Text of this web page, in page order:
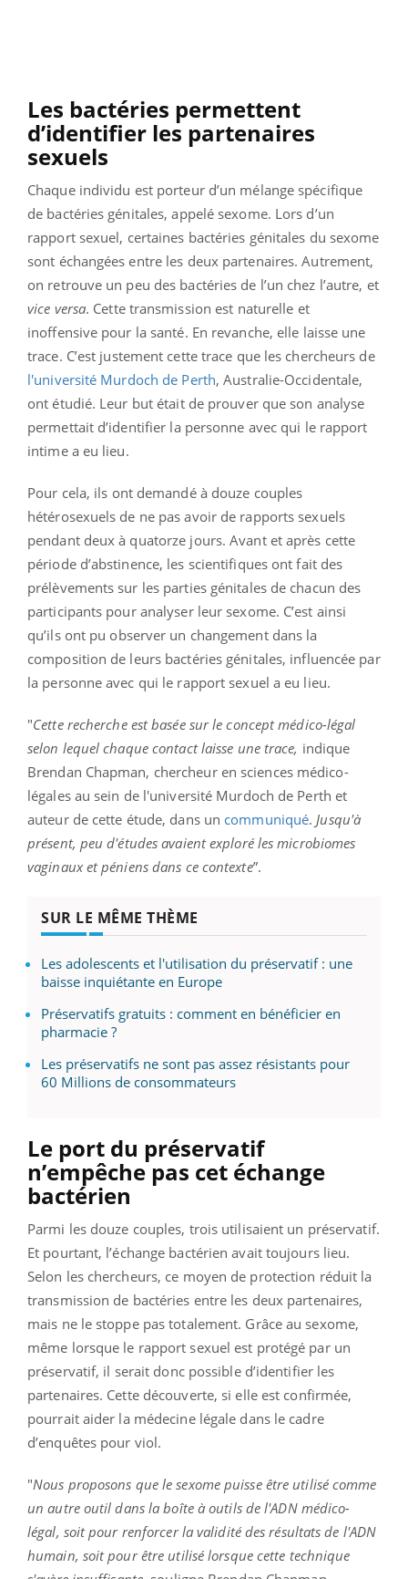
Les bactéries permettent
d’identifier les partenaires
sexuels
Chaque individu est porteur d’un mélange spécifique
de bactéries génitales, appelé sexome. Lors d’un
rapport sexuel, certaines bactéries génitales du sexome
sont échangées entre les deux partenaires. Autrement,
on retrouve un peu des bactéries de l’un chez l’autre, et
vice versa. Cette transmission est naturelle et
inoffensive pour la santé. En revanche, elle laisse une
trace. C’est justement cette trace que les chercheurs de
l'université Murdoch de Perth, Australie-Occidentale,
ont étudié. Leur but était de prouver que son analyse
permettait d’identifier la personne avec qui le rapport
intime a eu lieu.
Pour cela, ils ont demandé à douze couples
hétérosexuels de ne pas avoir de rapports sexuels
pendant deux à quatorze jours.Avant et après cette
période d’abstinence, les scientifiques ont fait des
prélèvements sur les parties génitales de chacun des
participants pour analyser leur sexome. C’est ainsi
qu’ils ont pu observer un changement dans la
composition de leurs bactéries génitales, influencée par
la personne avec qui le rapport sexuel a eu lieu.
"Cette recherche est basée sur le concept médico-légal
selon lequel chaque contact laisse une trace, indique
Brendan Chapman, chercheur en sciences médico-
légales au sein de l'université Murdoch de Perth et
auteur de cette étude, dans un communiqué. Jusqu'à
présent, peu d'études avaient exploré les microbiomes
vaginaux et péniens dans ce contexte”.
SUR LE MÊME THÈME
Les adolescents et l'utilisation du préservatif : une
baisse inquiétante en Europe
Préservatifs gratuits : comment en bénéficier en
pharmacie ?
Les préservatifs ne sont pas assez résistants pour
60 Millions de consommateurs
Le port du préservatif
n’empêche pas cet échange
bactérien
Parmi les douze couples, trois utilisaient un préservatif.
Et pourtant, l’échange bactérien avait toujours lieu.
Selon les chercheurs, ce moyen de protection réduit la
transmission de bactéries entre les deux partenaires,
mais ne le stoppe pas totalement. Grâce au sexome,
même lorsque le rapport sexuel est protégé par un
préservatif, il serait donc possible d’identifier les
partenaires. Cette découverte, si elle est confirmée,
pourrait aider la médecine légale dans le cadre
d’enquêtes pour viol.
"Nous proposons que le sexome puisse être utilisé comme
un autre outil dans la boîte à outils de l'ADN médico-
légal, soit pour renforcer la validité des résultats de l'ADN
humain, soit pour être utilisé lorsque cette technique